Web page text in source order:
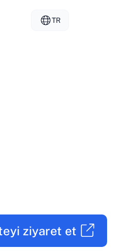
TR
ziyaret et